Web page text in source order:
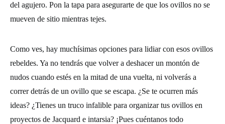
del agujero. Pon la tapa para asegurarte de que los ovillos no se
mueven de sitio mientras tejes.
Como ves, hay muchísimas opciones para lidiar con esos ovillos
rebeldes. Ya no tendrás que volver a deshacer un montón de
nudos cuando estés en la mitad de una vuelta, ni volverás a
correr detrás de un ovillo que se escapa. ¿Se te ocurren más
ideas? ¿Tienes un truco infalible para organizar tus ovillos en
proyectos de Jacquard e intarsia? ¡Pues cuéntanos todo